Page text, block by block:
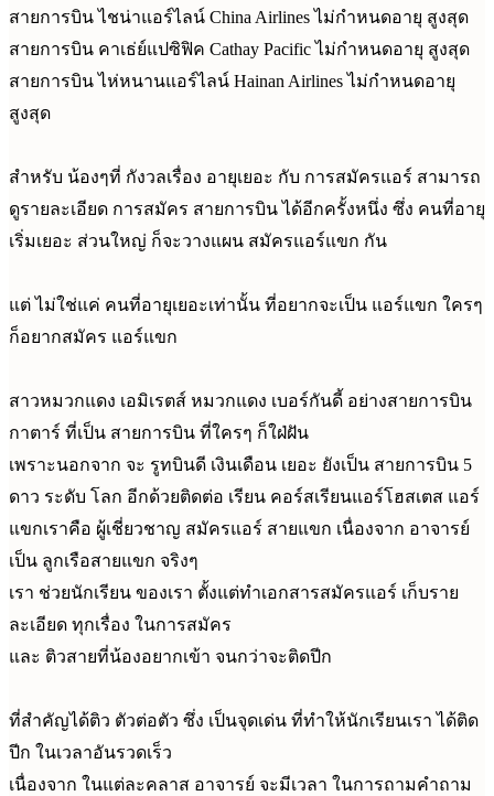
สายการบิน ไชน่าแอร์ไลน์ China Airlines ไม่กำหนดอายุ สูงสุด
สายการบิน คาเธ่ย์แปซิฟิค Cathay Pacific ไม่กำหนดอายุ สูงสุด
สายการบิน ไห่หนานแอร์ไลน์ Hainan Airlines ไม่กำหนดอายุ
สูงสุด
สำหรับ น้องๆที่ กังวลเรื่อง อายุเยอะ กับ การสมัครแอร์ สามารถ
ดูรายละเอียด การสมัคร สายการบิน ได้อีกครั้งหนึ่ง ซึ่ง คนที่อายุ
เริ่มเยอะ ส่วนใหญ่ ก็จะวางแผน สมัครแอร์แขก กัน
แต่ ไม่ใช่แค่ คนที่อายุเยอะเท่านั้น ที่อยากจะเป็น แอร์แขก ใครๆ
ก็อยากสมัคร แอร์แขก
สาวหมวกแดง เอมิเรตส์ หมวกแดง เบอร์กันดี้ อย่างสายการบิน
กาตาร์ ที่เป็น สายการบิน ที่ใครๆ ก็ใฝ่ฝัน
เพราะนอกจาก จะ รูทบินดี เงินเดือน เยอะ ยังเป็น สายการบิน 5
ดาว ระดับ โลก อีกด้วยติดต่อ เรียน คอร์สเรียนแอร์โฮสเตส แอร์
แขกเราคือ ผู้เชี่ยวชาญ สมัครแอร์ สายแขก เนื่องจาก อาจารย์
เป็น ลูกเรือสายแขก จริงๆ
เรา ช่วยนักเรียน ของเรา ตั้งแต่ทำเอกสารสมัครแอร์ เก็บราย
ละเอียด ทุกเรื่อง ในการสมัคร
และ ติวสายที่น้องอยากเข้า จนกว่าจะติดปีก
ที่สำคัญได้ติว ตัวต่อตัว ซึ่ง เป็นจุดเด่น ที่ทำให้นักเรียนเรา ได้ติด
ปีก ในเวลาอันรวดเร็ว
เนื่องจาก ในแต่ละคลาส อาจารย์ จะมีเวลา ในการถามคำถาม